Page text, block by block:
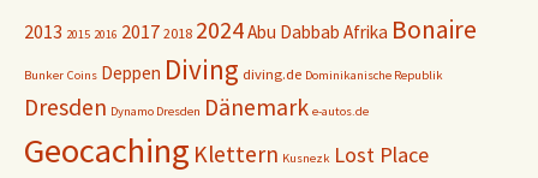
2013 2015 2016 2017 2018 2024Abu Dabbab Afrika Bonaire
Bunker Coins Deppen Diving diving.de Dominikanische Republik
Dresden Dynamo Dresden Dänemark e-autos.de
Geocaching Klettern Kusnezk Lost Place